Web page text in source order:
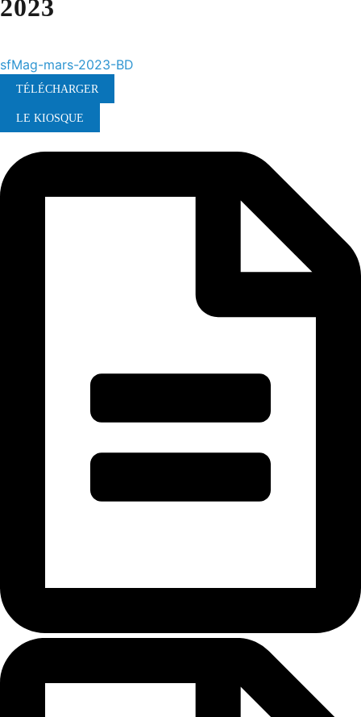
2023
sfMag-mars-2023-BD
TÉLÉCHARGER
LE KIOSQUE